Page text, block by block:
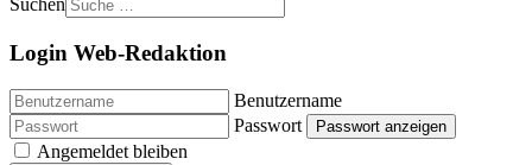
Suchen
Login Web-Redaktion
Benutzername
Passwort
Passwort anzeigen
Angemeldet bleiben